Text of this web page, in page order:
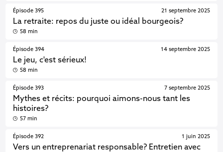
Épisode 395
La retraite: repos du juste ou idéal bourgeois?
21 septembre 2025
58 min
Épisode 394
Le jeu, c'est sérieux!
14 septembre 2025
58 min
Épisode 393
Mythes et récits: pourquoi aimons-nous tant les
histoires?
7 septembre 2025
57 min
Épisode 392
Vers un entreprenariat responsable? Entretien avec
1 juin 2025